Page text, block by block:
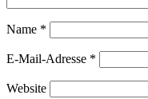
Name *
E-Mail-Adresse *
Website